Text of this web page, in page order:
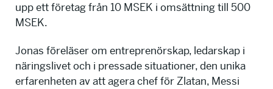
upp ett företag från 10 MSEK i omsättning till 500
MSEK.
Jonas föreläser om entreprenörskap, ledarskap i
näringslivet och i pressade situationer, den unika
erfarenheten av att agera chef för Zlatan, Messi